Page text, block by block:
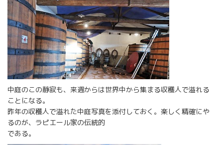
中庭のこの静寂も、来週からは世界中から集まる収穫人で溢れる
ことになる。
昨年の収穫人で溢れた中庭写真を添付しておく。楽しく精確にや
るのが、ラピエール家の伝統的
である。